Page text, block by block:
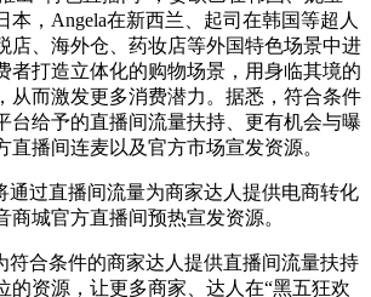
本，Angela在新西兰、起司在韩国等超人
店、海外仓、药妆店等外国特色场景中进
者打造立体化的购物场景，用身临其境的
从而激发更多消费潜力。据悉，符合条件
台给予的直播间流量扶持、更有机会与曝
直播间连麦以及官方市场宣发资源。
通过直播间流量为商家达人提供电商转化
商城官方直播间预热宣发资源。
符合条件的商家达人提供直播间流量扶持
的资源，让更多商家、达人在“黑五狂欢